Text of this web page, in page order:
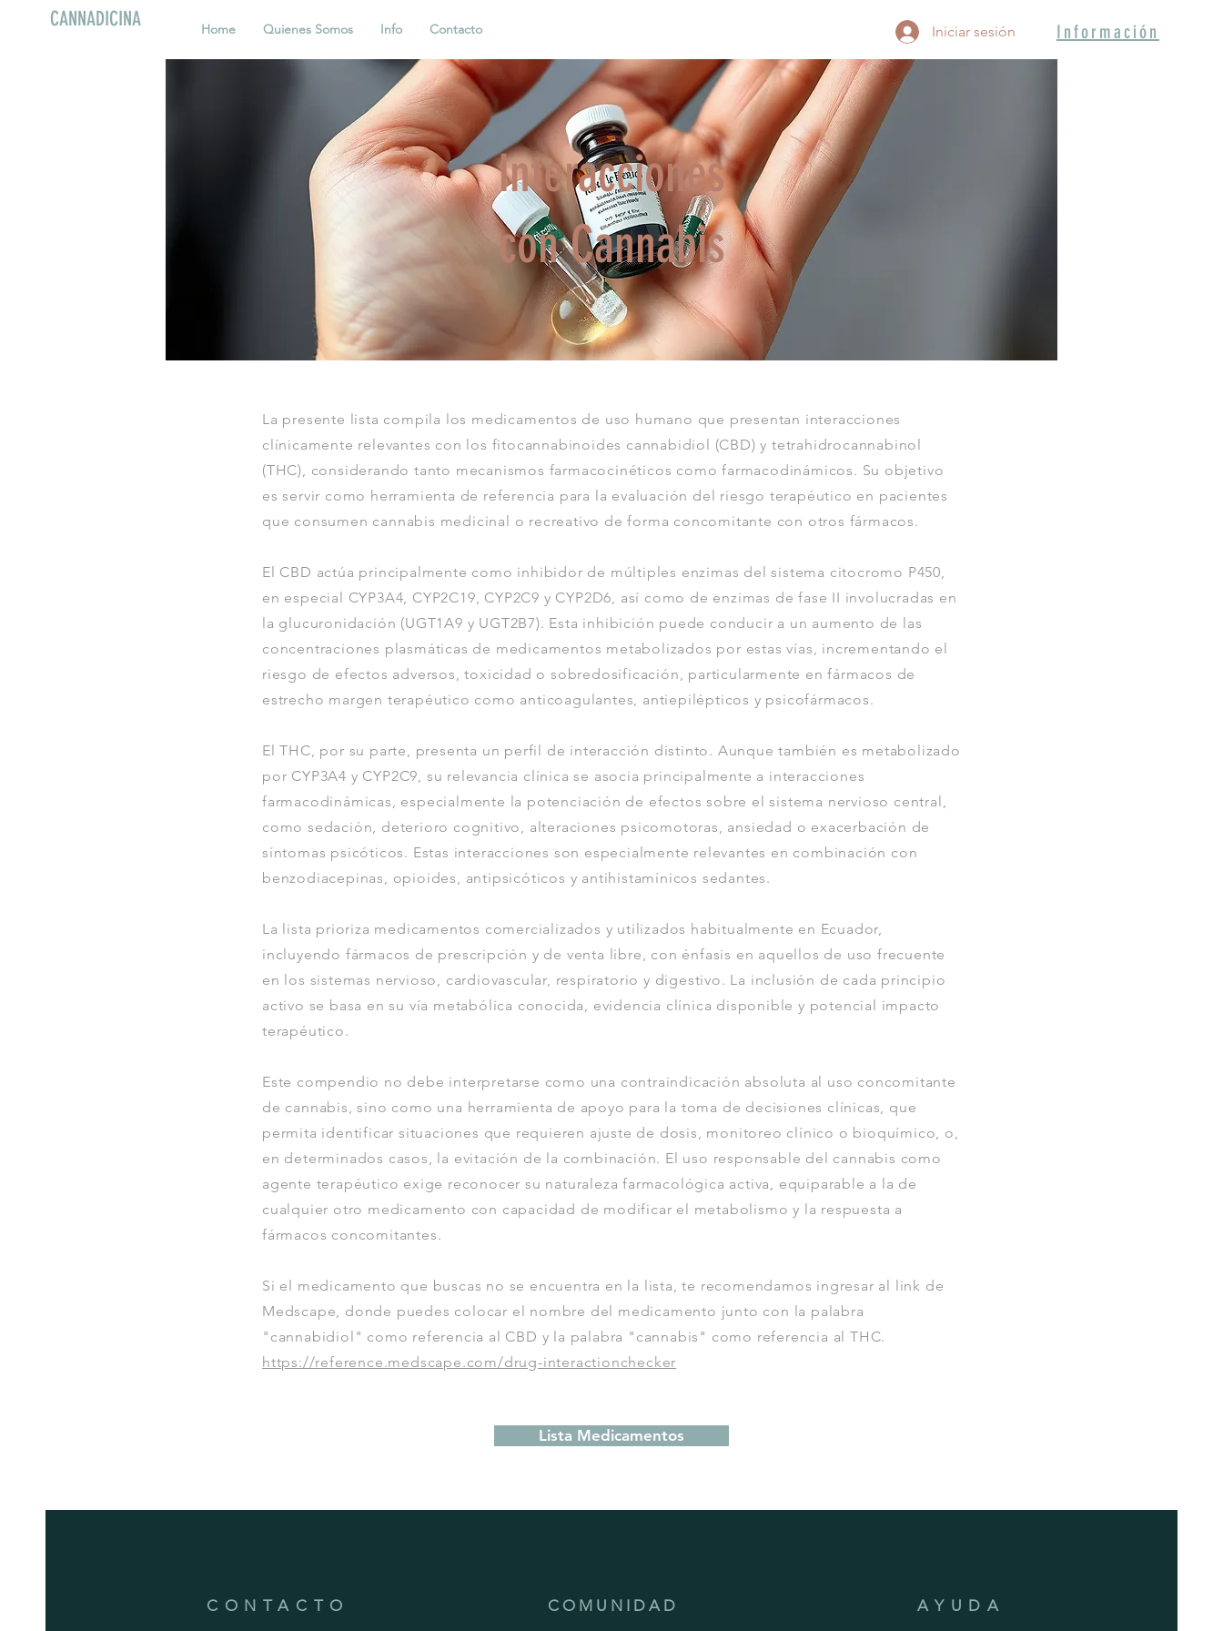
CANNADICINA Home Quienes Somos Info Contacto Información
Iniciar sesión
Interacciones
con Cannabis
La presente lista compila los medicamentos de uso humano que presentan interacciones
clínicamente relevantes con los fitocannabinoides cannabidiol (CBD) y tetrahidrocannabinol
(THC), considerando tanto mecanismos farmacocinéticos como farmacodinámicos. Su objetivo
es servir como herramienta de referencia para la evaluación del riesgo terapéutico en pacientes
que consumen cannabis medicinal o recreativo de forma concomitante con otros fármacos.
El CBD actúa principalmente como inhibidor de múltiples enzimas del sistema citocromo P450,
en especial CYP3A4, CYP2C19, CYP2C9 y CYP2D6, así como de enzimas de fase II involucradas en
la glucuronidación (UGT1A9 y UGT2B7). Esta inhibición puede conducir a un aumento de las
concentraciones plasmáticas de medicamentos metabolizados por estas vías, incrementando el
riesgo de efectos adversos, toxicidad o sobredosificación, particularmente en fármacos de
estrecho margen terapéutico como anticoagulantes, antiepilépticos y psicofármacos.
El THC, por su parte, presenta un perfil de interacción distinto. Aunque también es metabolizado
por CYP3A4 y CYP2C9, su relevancia clínica se asocia principalmente a interacciones
farmacodinámicas, especialmente la potenciación de efectos sobre el sistema nervioso central,
como sedación, deterioro cognitivo, alteraciones psicomotoras, ansiedad o exacerbación de
síntomas psicóticos. Estas interacciones son especialmente relevantes en combinación con
benzodiacepinas, opioides, antipsicóticos y antihistamínicos sedantes.
La lista prioriza medicamentos comercializados y utilizados habitualmente en Ecuador,
incluyendo fármacos de prescripción y de venta libre, con énfasis en aquellos de uso frecuente
en los sistemas nervioso, cardiovascular, respiratorio y digestivo. La inclusión de cada principio
activo se basa en su vía metabólica conocida, evidencia clínica disponible y potencial impacto
terapéutico.
Este compendio no debe interpretarse como una contraindicación absoluta al uso concomitante
de cannabis, sino como una herramienta de apoyo para la toma de decisiones clínicas, que
permita identificar situaciones que requieren ajuste de dosis, monitoreo clínico o bioquímico, o,
en determinados casos, la evitación de la combinación. El uso responsable del cannabis como
agente terapéutico exige reconocer su naturaleza farmacológica activa, equiparable a la de
cualquier otro medicamento con capacidad de modificar el metabolismo y la respuesta a
fármacos concomitantes.
Si el medicamento que buscas no se encuentra en la lista, te recomendamos ingresar al link de
Medscape, donde puedes colocar el nombre del medicamento junto con la palabra
"cannabidiol" como referencia al CBD y la palabra "cannabis" como referencia al THC.
https://reference.medscape.com/drug-interactionchecker
Lista Medicamentos
CONTACTO C O M U N I D A D AYUDA